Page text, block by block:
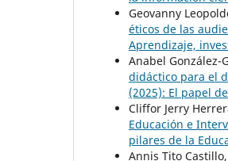
Geovanny
éticos de las
Aprendizaje,
Anabel González-
didáctico para el
(2025): El papel
Cliffor Jerry
Educación e
pilares de la
Annis Tito